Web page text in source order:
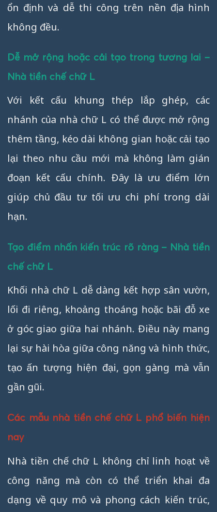
ổn định và dễ thi công trên nền địa hình
không đều.
Dễ mở rộng hoặc cải tạo trong tương lai –
Nhà tiền chế chữ L
Với kết cấu khung thép lắp ghép, các
nhánh của nhà chữ L có thể được mở rộng
thêm tầng, kéo dài không gian hoặc cải tạo
lại theo nhu cầu mới mà không làm gián
đoạn kết cấu chính. Đây là ưu điểm lớn
giúp chủ đầu tư tối ưu chi phí trong dài
hạn.
Tạo điểm nhấn kiến trúc rõ ràng – Nhà tiền
chế chữ L
Khối nhà chữ L dễ dàng kết hợp sân vườn,
lối đi riêng, khoảng thoáng hoặc bãi đỗ xe
ở góc giao giữa hai nhánh. Điều này mang
lại sự hài hòa giữa công năng và hình thức,
tạo ấn tượng hiện đại, gọn gàng mà vẫn
gần gũi.
Các mẫu nhà tiền chế chữ L phổ biến hiện
nay
Nhà tiền chế chữ L không chỉ linh hoạt về
công năng mà còn có thể triển khai đa
dạng về quy mô và phong cách kiến trúc,